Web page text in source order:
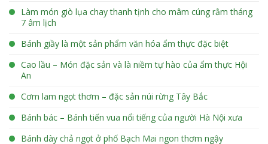
Làm món giò lụa chay thanh tịnh cho mâm cúng rằm tháng
7 âm lịch
Bánh giầy là một sản phẩm văn hóa ẩm thực đặc biệt
Cao lầu – Món đặc sản và là niềm tự hào của ẩm thực Hội
An
Cơm lam ngọt thơm – đặc sản núi rừng Tây Bắc
Bánh bác – Bánh tiến vua nổi tiếng của người Hà Nội xưa
Bánh dày chả ngọt ở phố Bạch Mai ngon thơm ngậy